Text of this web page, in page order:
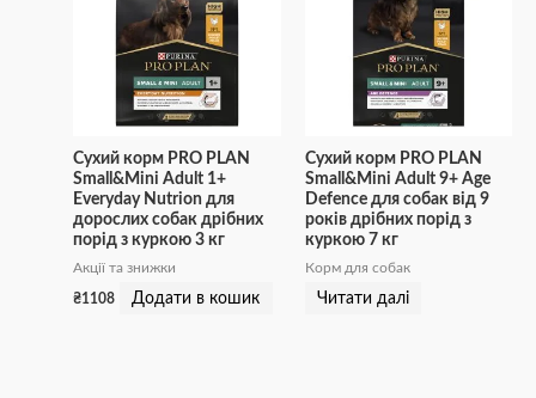
Сухий корм PRO PLAN
Small&Mini Adult 1+
Everyday Nutrion для
дорослих собак дрібних
порід з куркою 3 кг
Акції та знижки
₴1108 Додати в кошик
Сухий корм PRO PLAN
Small&Mini Adult 9+ Age
Defence для собак від 9
років дрібних порід з
куркою 7 кг
Корм для собак
Читати далі